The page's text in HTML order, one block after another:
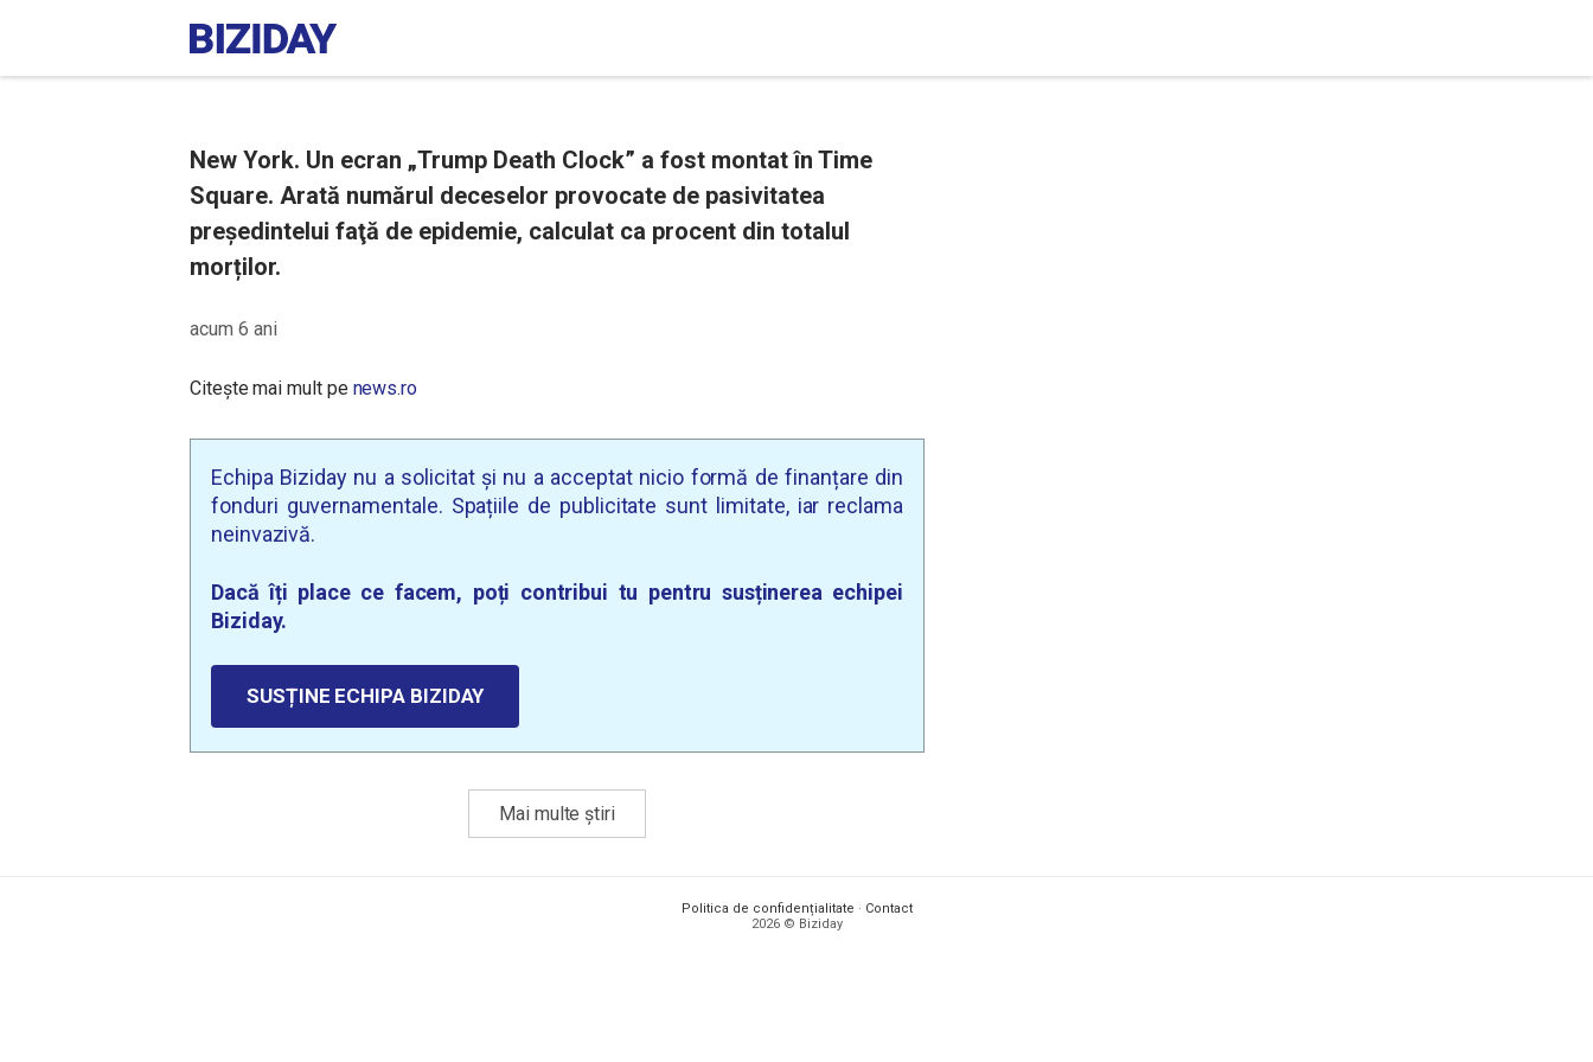
New York. Un ecran „Trump Death Clock” a fost montat în Time
Square. Arată numărul deceselor provocate de pasivitatea
preşedintelui faţă de epidemie, calculat ca procent din totalul
morților.
acum 6 ani
Citește mai mult pe news.ro
Echipa Biziday nu a solicitat și nu a acceptat nicio formă de finanțare din
fonduri guvernamentale. Spațiile de publicitate sunt limitate, iar reclama
neinvazivă.
Dacă îți place ce facem, poți contribui tu pentru susținerea echipei
Biziday.
SUSȚINE ECHIPA BIZIDAY
Mai multe știri
Politica de confidențialitate · Contact
2026 © Biziday